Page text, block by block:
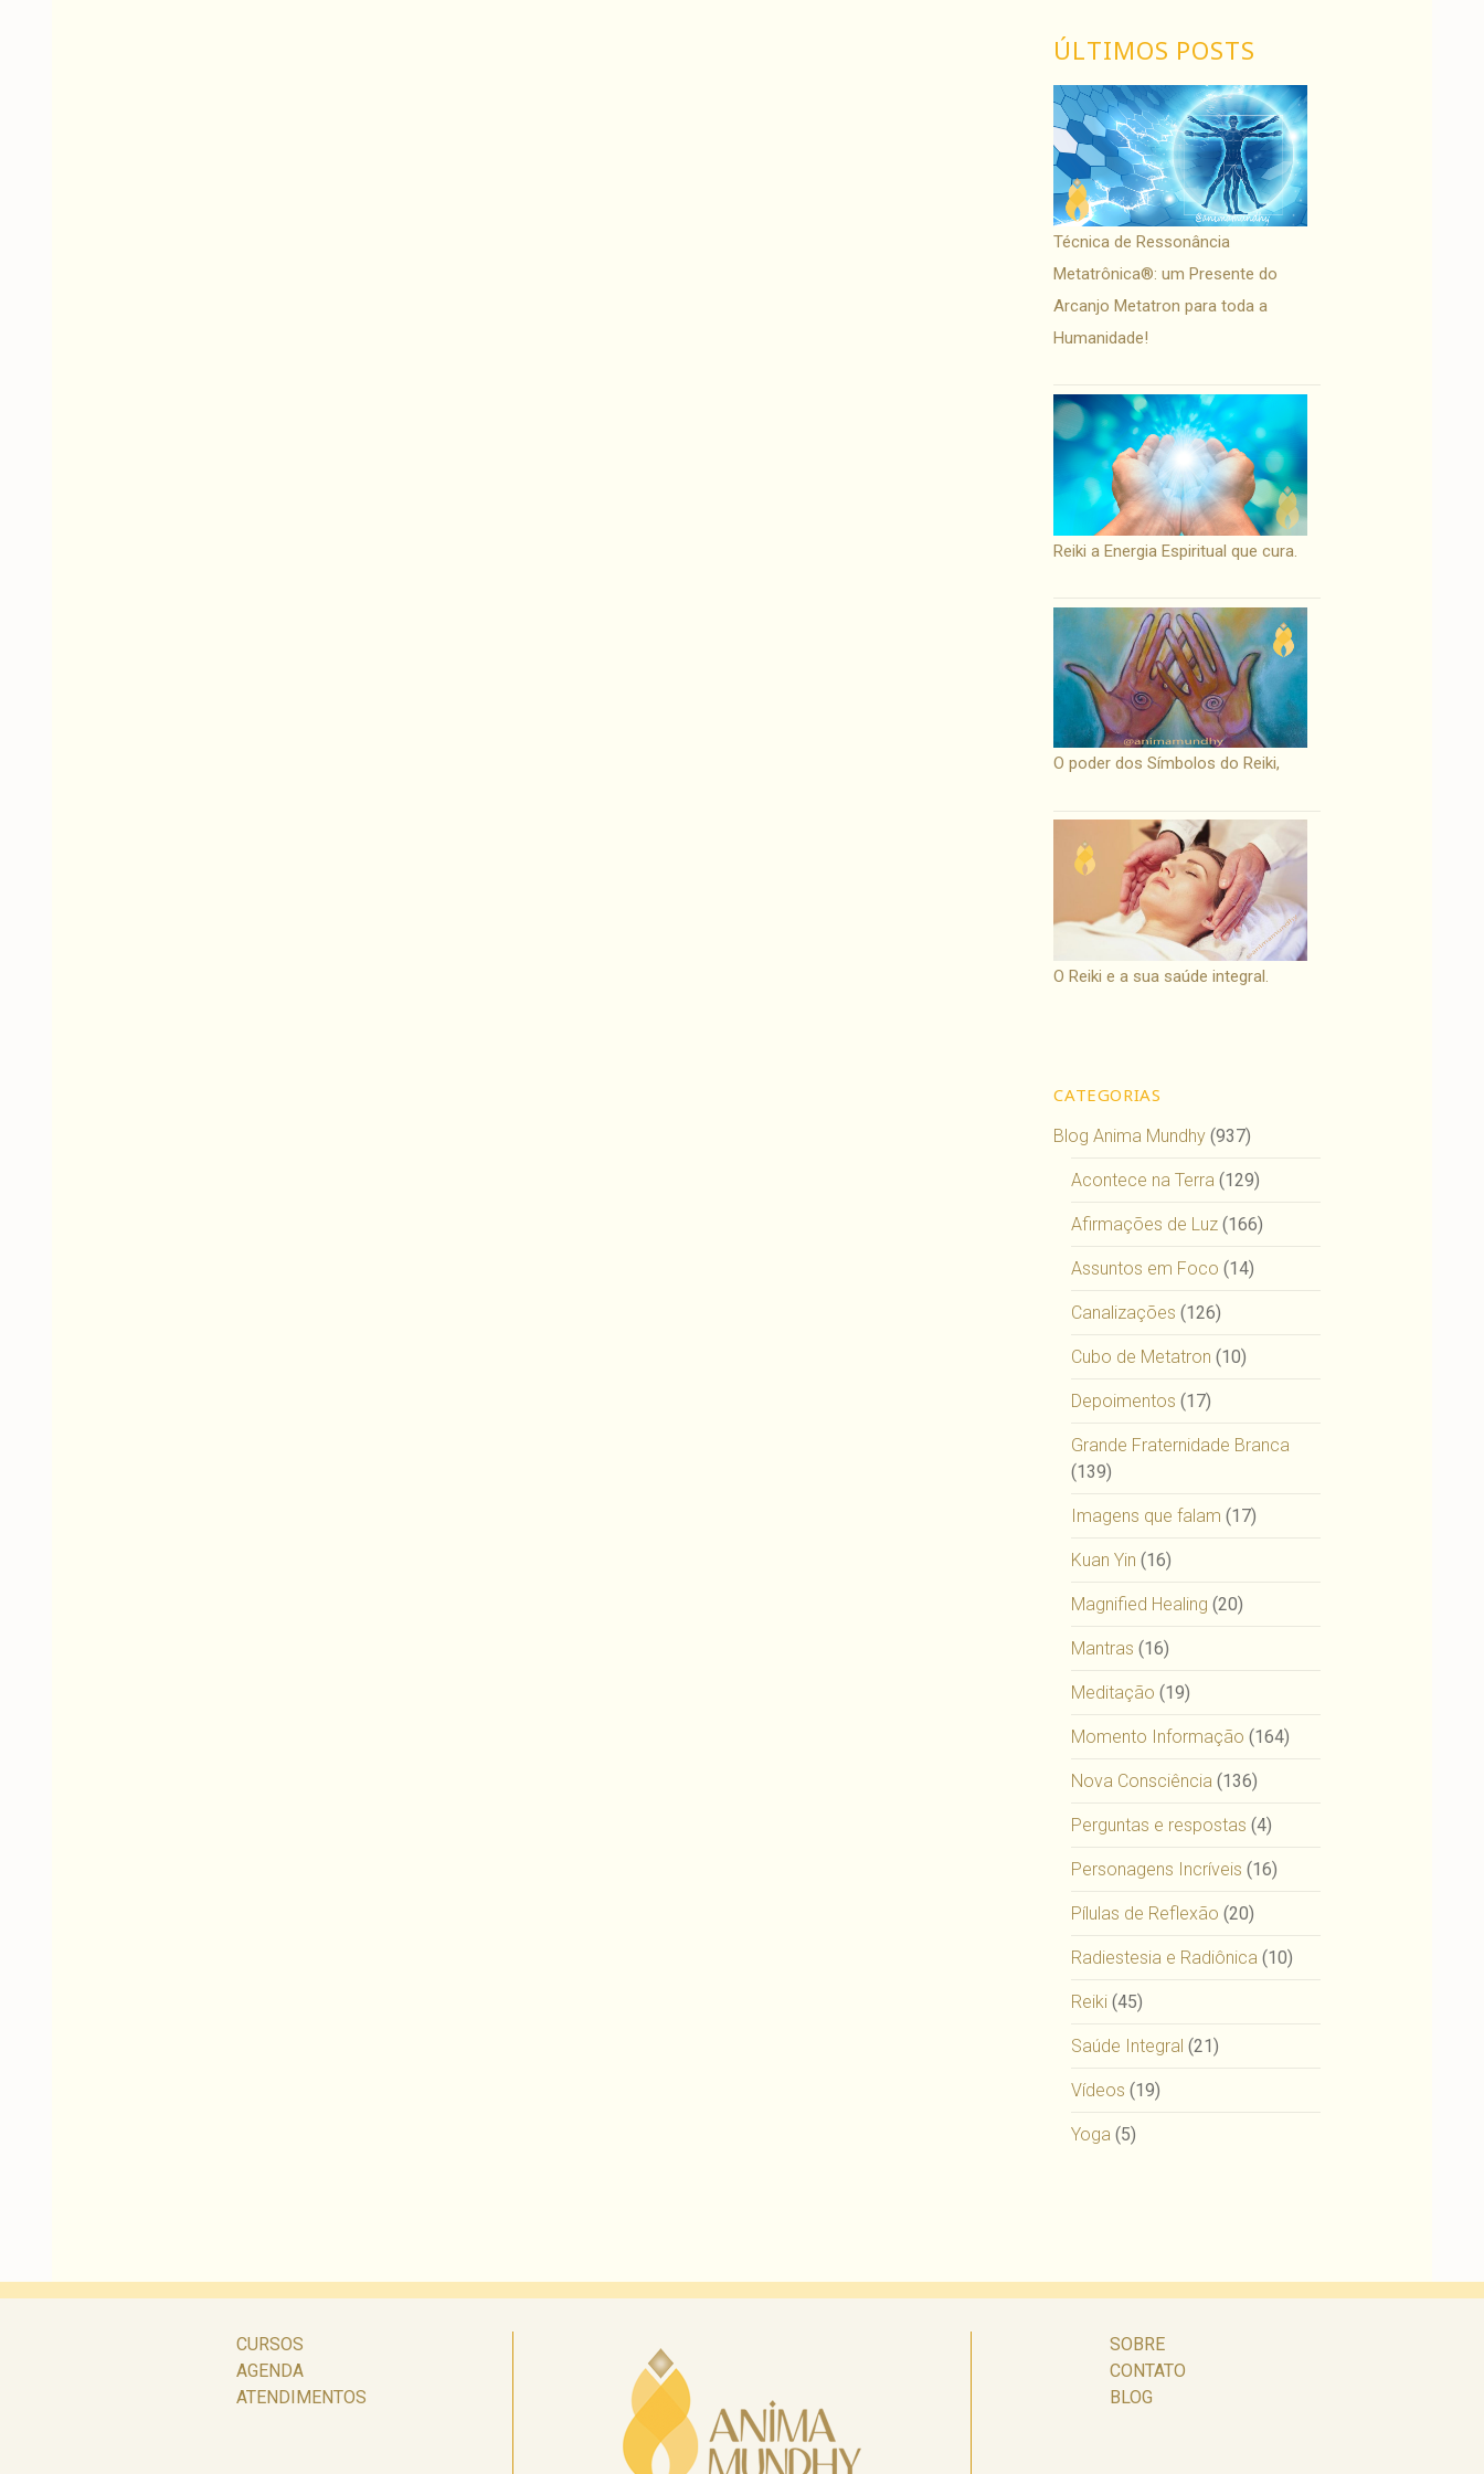
ÚLTIMOS POSTS
Técnica de Ressonância
Metatrônica®: um Presente do
Arcanjo Metatron para toda a
Humanidade!
Reiki a Energia Espiritual que cura.
O poder dos Símbolos do Reiki,
O Reiki e a sua saúde integral.
CATEGORIAS
Blog Anima Mundhy (937)
Acontece na Terra (129)
Afirmações de Luz (166)
Assuntos em Foco (14)
Canalizações (126)
Cubo de Metatron (10)
Depoimentos (17)
Grande Fraternidade Branca
(139)
Imagens que falam (17)
Kuan Yin (16)
Magnified Healing (20)
Mantras (16)
Meditação (19)
Momento Informação (164)
Nova Consciência (136)
Perguntas e respostas (4)
Personagens Incríveis (16)
Pílulas de Reflexão (20)
Radiestesia e Radiônica (10)
Reiki (45)
Saúde Integral (21)
Vídeos (19)
Yoga (5)
CURSOS
AGENDA
ATENDIMENTOS
SOBRE
CONTATO
BLOG